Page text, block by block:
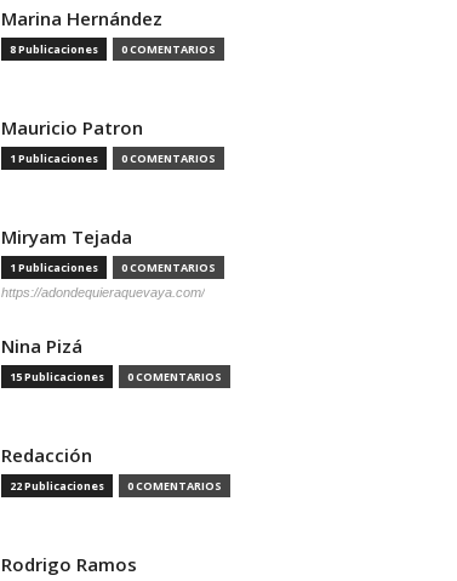
Marina Hernández
8 Publicaciones 0 COMENTARIOS
Mauricio Patron
1 Publicaciones 0 COMENTARIOS
Miryam Tejada
1 Publicaciones 0 COMENTARIOS
https://adondequieraquevaya.com/
Nina Pizá
15 Publicaciones 0 COMENTARIOS
Redacción
22 Publicaciones 0 COMENTARIOS
Rodrigo Ramos